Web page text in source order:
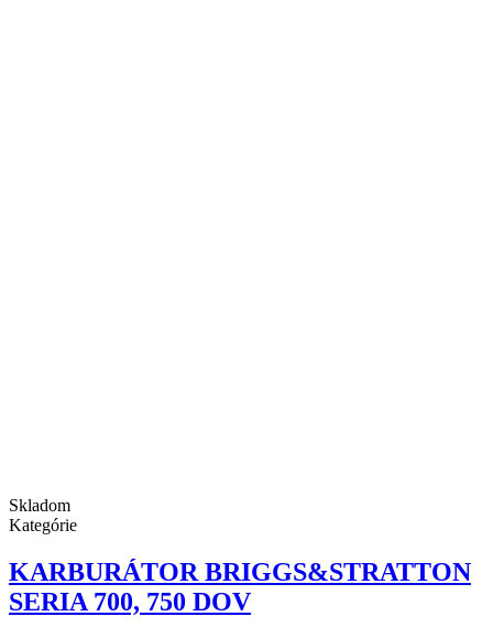
Skladom
Kategórie
KARBURÁTOR BRIGGS&STRATTON
SERIA 700, 750 DOV